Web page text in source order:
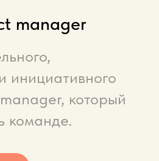
manager
инициативного
который
команде.